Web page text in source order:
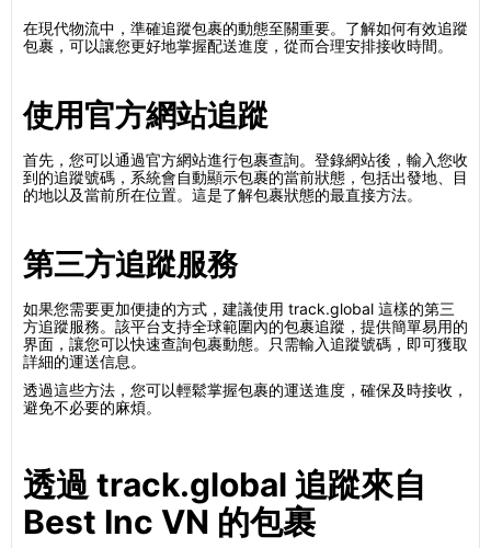
在現代物流中，準確追蹤包裹的動態至關重要。了解如何有效追蹤
包裹，可以讓您更好地掌握配送進度，從而合理安排接收時間。
使用官方網站追蹤
首先，您可以通過官方網站進行包裹查詢。登錄網站後，輸入您收
到的追蹤號碼，系統會自動顯示包裹的當前狀態，包括出發地、目
的地以及當前所在位置。這是了解包裹狀態的最直接方法。
第三方追蹤服務
如果您需要更加便捷的方式，建議使用 track.global 這樣的第三
方追蹤服務。該平台支持全球範圍內的包裹追蹤，提供簡單易用的
界面，讓您可以快速查詢包裹動態。只需輸入追蹤號碼，即可獲取
詳細的運送信息。
透過這些方法，您可以輕鬆掌握包裹的運送進度，確保及時接收，
避免不必要的麻煩。
透過 track.global 追蹤來自
Best Inc VN 的包裹